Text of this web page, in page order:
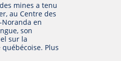
mines a tenu
au Centre des
Noranda en
son
sur la
Plus